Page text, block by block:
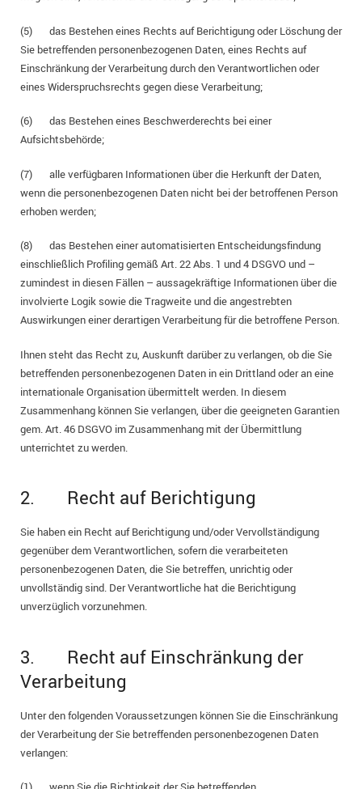
(5) das Bestehen eines Rechts auf Berichtigung oder Löschung der
Sie betreffenden personenbezogenen Daten, eines Rechts auf
Einschränkung der Verarbeitung durch den Verantwortlichen oder
eines Widerspruchsrechts gegen diese Verarbeitung;
(6) das Bestehen eines Beschwerderechts bei einer
Aufsichtsbehörde;
(7) alle verfügbaren Informationen über die Herkunft der Daten,
wenn die personenbezogenen Daten nicht bei der betroffenen Person
erhoben werden;
(8) das Bestehen einer automatisierten Entscheidungsfindung
einschließlich Profiling gemäß Art. 22 Abs. 1 und 4 DSGVO und –
zumindest in diesen Fällen – aussagekräftige Informationen über die
involvierte Logik sowie die Tragweite und die angestrebten
Auswirkungen einer derartigen Verarbeitung für die betroffene Person.
Ihnen steht das Recht zu, Auskunft darüber zu verlangen, ob die Sie
betreffenden personenbezogenen Daten in ein Drittland oder an eine
internationale Organisation übermittelt werden. In diesem
Zusammenhang können Sie verlangen, über die geeigneten Garantien
gem. Art. 46 DSGVO im Zusammenhang mit der Übermittlung
unterrichtet zu werden.
2. Recht auf Berichtigung
Sie haben ein Recht auf Berichtigung und/oder Vervollständigung
gegenüber dem Verantwortlichen, sofern die verarbeiteten
personenbezogenen Daten, die Sie betreffen, unrichtig oder
unvollständig sind. Der Verantwortliche hat die Berichtigung
unverzüglich vorzunehmen.
3. Recht auf Einschränkung der
Verarbeitung
Unter den folgenden Voraussetzungen können Sie die Einschränkung
der Verarbeitung der Sie betreffenden personenbezogenen Daten
verlangen: